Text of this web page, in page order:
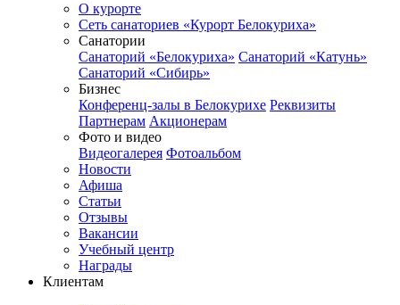
О курорте
Сеть санаториев «Курорт Белокуриха»
Санатории
Санаторий «Белокуриха» Санаторий «Катунь»
Санаторий «Сибирь»
Бизнес
Конференц-залы в Белокурихе Реквизиты
Партнерам Акционерам
Фото и видео
Видеогалерея Фотоальбом
Новости
Афиша
Статьи
Отзывы
Вакансии
Учебный центр
Награды
Клиентам